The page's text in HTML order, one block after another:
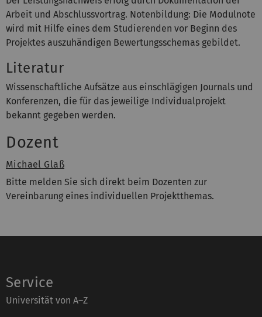
Arbeit und Abschlussvortrag. Notenbildung: Die Modulnote
wird mit Hilfe eines dem Studierenden vor Beginn des
Projektes auszuhändigen Bewertungsschemas gebildet.
Literatur
Wissenschaftliche Aufsätze aus einschlägigen Journals und
Konferenzen, die für das jeweilige Individualprojekt
bekannt gegeben werden.
Dozent
Michael Glaß
Bitte melden Sie sich direkt beim Dozenten zur
Vereinbarung eines individuellen Projektthemas.
Service
Universität von A–Z